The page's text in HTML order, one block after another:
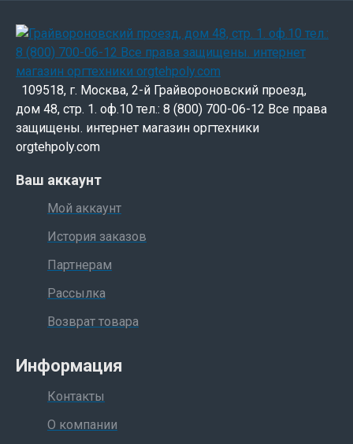
109518, г. Москва, 2-й Грайвороновский проезд,
дом 48, стр. 1. оф.10 тел.: 8 (800) 700-06-12 Все права
защищены. интернет магазин оргтехники
orgtehpoly.com
Ваш аккаунт
Мой аккаунт
История заказов
Партнерам
Рассылка
Возврат товара
Информация
Контакты
О компании